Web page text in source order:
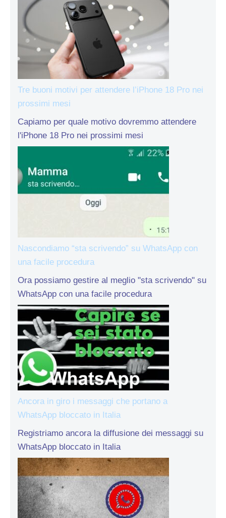
Tre buoni motivi per attendere l’iPhone 18 Pro nei
prossimi mesi
Capiamo per quale motivo dovremmo attendere
l'iPhone 18 Pro nei prossimi mesi
Nascondiamo “sta scrivendo” su WhatsApp con
una facile procedura
Ora possiamo gestire al meglio "sta scrivendo" su
WhatsApp con una facile procedura
Ancora in giro i messaggi che portano a
WhatsApp bloccato in Italia
Registriamo ancora la diffusione dei messaggi su
WhatsApp bloccato in Italia